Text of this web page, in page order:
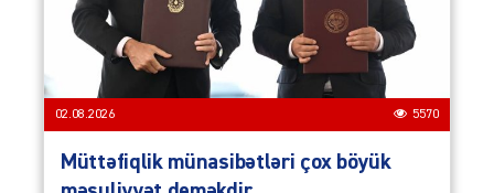
02.08.2026 5570
Müttəfiqlik münasibətləri çox böyük